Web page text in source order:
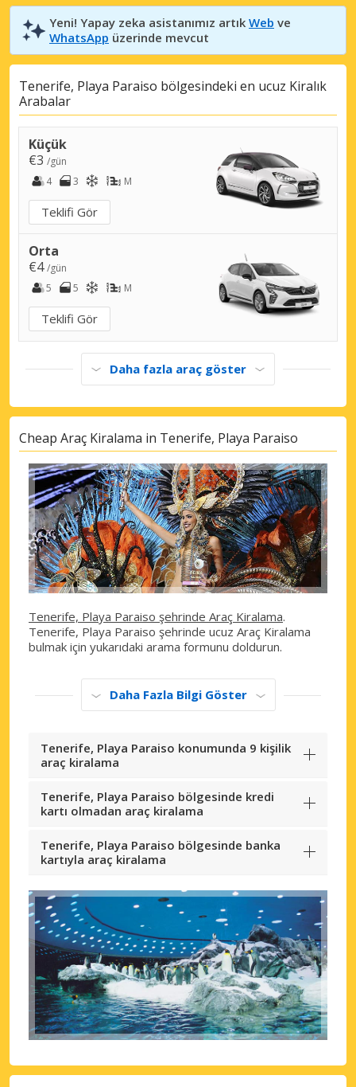
Yeni! Yapay zeka asistanımız artık Web ve
WhatsApp üzerinde mevcut
Tenerife, Playa Paraiso bölgesindeki en ucuz Kiralık
Arabalar
Küçük
€3 /gün
4
3 M
Teklifi Gör
Orta
€4/gün
5
5 M
Teklifi Gör
Daha fazla araç göster
Cheap Araç Kiralama in Tenerife, Playa Paraiso
Tenerife, Playa Paraiso şehrinde Araç Kiralama.
Tenerife, Playa Paraiso şehrinde ucuz Araç Kiralama
bulmak için yukarıdaki arama formunu doldurun.
Daha Fazla Bilgi Göster
Tenerife, Playa Paraiso konumunda 9 kişilik
araç kiralama
Tenerife, Playa Paraiso bölgesinde kredi
kartı olmadan araç kiralama
Tenerife, Playa Paraiso bölgesinde banka
kartıyla araç kiralama